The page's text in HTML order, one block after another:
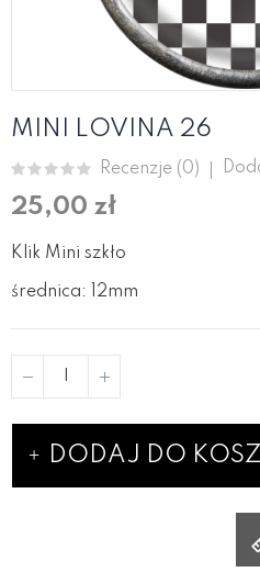
MINI LOVINA 26
Recenzje (0)
25,00 zł
Klik Mini szkło
średnica: 12mm
DODAJ DO